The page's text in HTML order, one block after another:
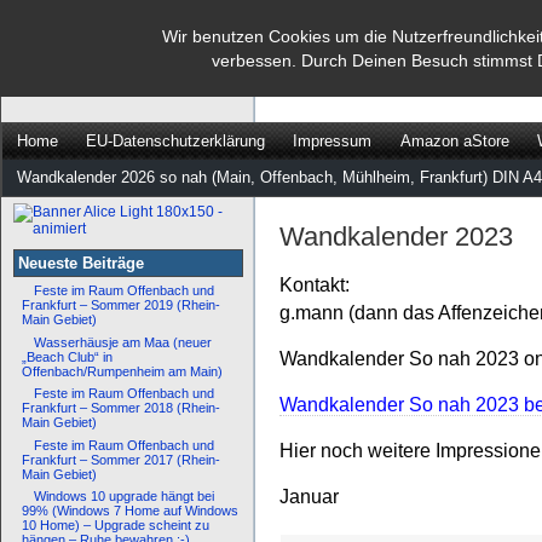
Wir benutzen Cookies um die
verbessen. Durch Deinen Besuch stimmst
dann rate mal
Home EU-Datenschutzerklärung Impressum Amazon aStore
Wandkalender 2026 so nah (Main, Offenbach, Mühlheim, Frankfurt) DIN
Neueste Beiträge
Feste im Raum Offenbach und
Frankfurt – Sommer 2019 (Rhein-
Main Gebiet)
Wasserhäusje am Maa (neuer
„Beach Club“ in
Offenbach/Rumpenheim am Main)
Feste im Raum Offenbach und
Frankfurt – Sommer 2018 (Rhein-
Main Gebiet)
Feste im Raum Offenbach und
Frankfurt – Sommer 2017 (Rhein-
Main Gebiet)
Windows 10 upgrade hängt bei
99% (Windows 7 Home auf Windows
10 Home) – Upgrade scheint zu
Wandkalender 2023
Kontakt:
g.mann (dann das
Wandkalender So nah 2023
Wandkalender So nah 2023
Hier noch weitere
Januar